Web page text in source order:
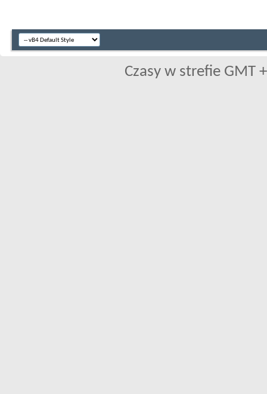
Czasy w strefie GMT